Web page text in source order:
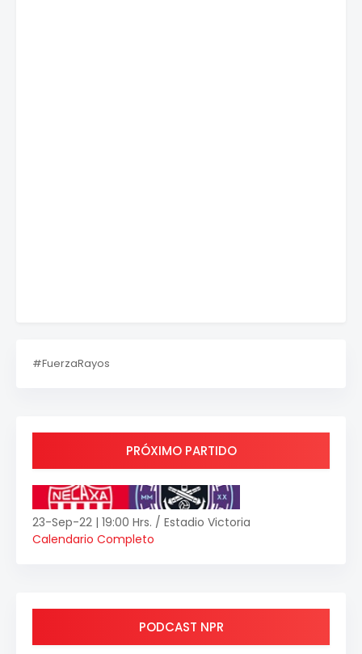
#FuerzaRayos
PRÓXIMO PARTIDO
23-Sep-22 | 19:00 Hrs. / Estadio Victoria
Calendario Completo
PODCAST NPR